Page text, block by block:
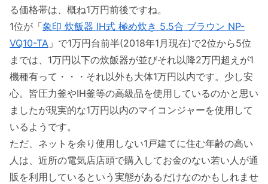
る価格帯は、概ね1万円前後ですね。
1位が「象印 炊飯器 IH式 極め炊き 5.5合 ブラウン NP-
VQ10-TA 」で1万円台前半(2018年1月現在)で2位から5位
までは、1万円以下の炊飯器が並びそれ以降2万円超えが1
機種有って・・・それ以外も大体1万円以内です。少し安
心。皆圧力釜やIH釜等の高級品を使用しているのかと思い
ましたが現実的な1万円以内のマイコンジャーを使用して
いるようです。
ただ、ネットを余り使用しない1戸建てに住む年齢の高い
人は、近所の電気店店頭で購入してお金のない若い人が通
販を利用しているという実態があるだけなのかもしれませ